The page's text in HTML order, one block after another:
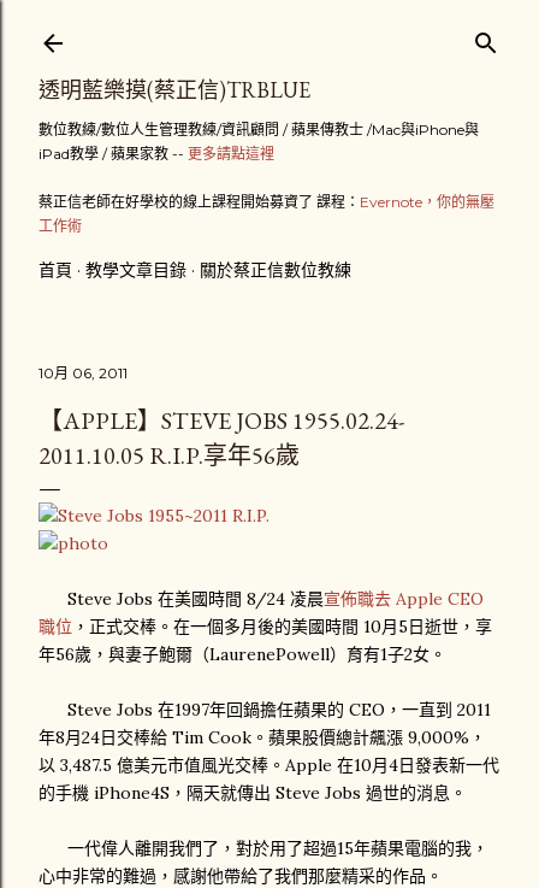
透明藍樂摸(蔡正信)TRBLUE
數位教練/數位人生管理教練/資訊顧問 / 蘋果傳教士 /Mac與iPhone與
iPad教學 / 蘋果家教 -- 更多請點這裡
蔡正信老師在好學校的線上課程開始募資了 課程： Evernote，你的無壓
工作術
首頁 教學文章目錄 關於蔡正信數位教練
10月 06, 2011
【APPLE】STEVE JOBS 1955.02.24-
2011.10.05 R.I.P.享年56歲
Steve Jobs 在美國時間 8/24 凌晨宣佈職去 Apple CEO
職位 ，正式交棒。在一個多月後的美國時間 10月5日逝世，享
年56歲，與妻子鮑爾（LaurenePowell）育有1子2女。
Steve Jobs 在1997年回鍋擔任蘋果的 CEO，一直到 2011
年8月24日交棒給 Tim Cook。蘋果股價總計飆漲 9,000%，
以 3,487.5 億美元市值風光交棒。Apple 在10月4日發表新一代
的手機 iPhone4S，隔天就傳出 Steve Jobs 過世的消息。
一代偉人離開我們了，對於用了超過15年蘋果電腦的我，
心中非常的難過，感謝他帶給了我們那麼精采的作品。